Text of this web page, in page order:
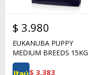
$ 3.980
EUKANUBA PUPPY
MEDIUM BREEDS 15KG
$ 3.383